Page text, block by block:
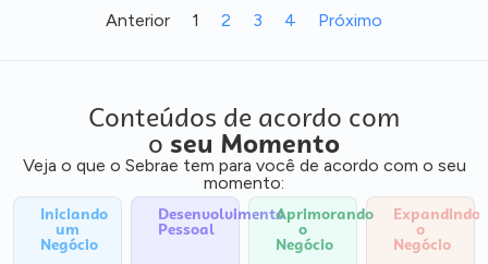
Anterior 1 2 3 4 Próximo
Conteúdos de acordo com
o seu Momento
Veja o que o Sebrae tem para você de acordo com o seu
momento:
Iniciando
um
Negócio
Desenvolvimento
Pessoal
Aprimorando
o
Negócio
Expandindo
o
Negócio